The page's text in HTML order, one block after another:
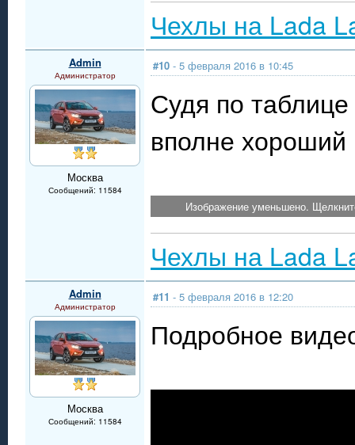
Чехлы на Lada
Admin
Администратор
Москва
Сообщений: 11584
#10 - 5 февраля 2016 в 10:45
Судя по
вполне хороший
Изображение уменьшено.
Чехлы на Lada
Admin
Администратор
Москва
Сообщений: 11584
#11 - 5 февраля 2016 в 12:20
Подробное